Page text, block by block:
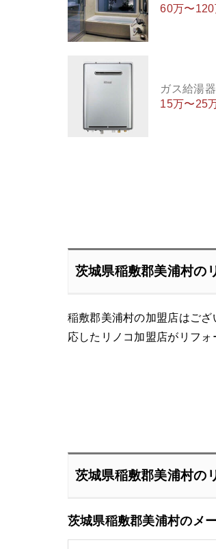
60万〜120
ガス給湯器
15万〜25
茨城県稲敷郡美浦村の
稲敷郡美浦村の加盟店はご
応したリノコ加盟店がリフォ
茨城県稲敷郡美浦村の
茨城県稲敷郡美浦村のメ